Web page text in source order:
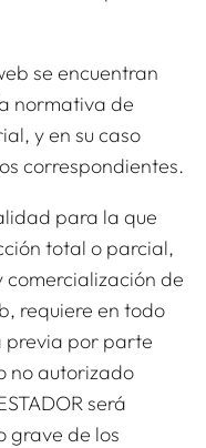
se encuentran
normativa de
y en su caso
correspondientes.
para la que
total o parcial,
comercialización de
requiere en todo
previa por parte
no autorizado
será
grave de los